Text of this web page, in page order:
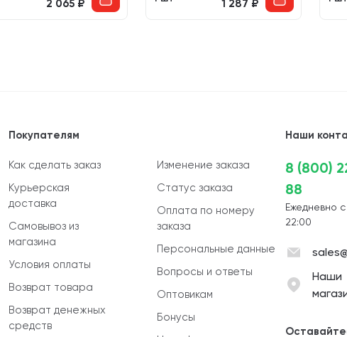
2 065 ₽ 1 287 ₽
Покупателям
Как сделать заказ
Курьерская
доставка
Самовывоз из
магазина
Условия оплаты
Возврат товара
Возврат денежных
средств
Изменение заказа
Статус заказа
Оплата по номеру
заказа
Персональные данные
Вопросы и ответы
Оптовикам
Бонусы
Наши
8 (800)
88
Ежедневно
22:00
Наши